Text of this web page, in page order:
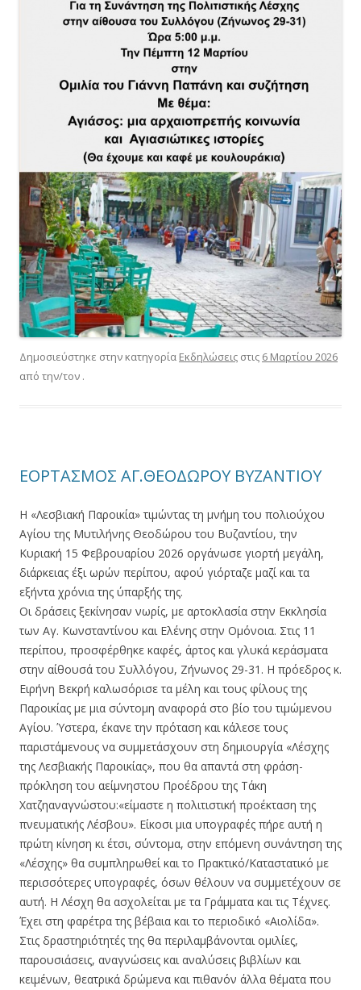
Δημοσιεύστηκε στην κατηγορία Εκδηλώσεις στις 6 Μαρτίου 2026
από την/τον .
ΕΟΡΤΑΣΜΟΣ ΑΓ.ΘΕΟΔΩΡΟΥ ΒΥΖΑΝΤΙΟΥ
Η «Λεσβιακή Παροικία» τιμώντας τη μνήμη του πολιούχου
Αγίου της Μυτιλήνης Θεοδώρου του Βυζαντίου, την
Κυριακή 15 Φεβρουαρίου 2026 οργάνωσε γιορτή μεγάλη,
διάρκειας έξι ωρών περίπου, αφού γιόρταζε μαζί και τα
εξήντα χρόνια της ύπαρξής της.
Οι δράσεις ξεκίνησαν νωρίς, με αρτοκλασία στην Εκκλησία
των Αγ. Κωνσταντίνου και Ελένης στην Ομόνοια. Στις 11
περίπου, προσφέρθηκε καφές, άρτος και γλυκά κεράσματα
στην αίθουσά του Συλλόγου, Ζήνωνος 29-31. Η πρόεδρος κ.
Ειρήνη Βεκρή καλωσόρισε τα μέλη και τους φίλους της
Παροικίας με μια σύντομη αναφορά στο βίο του τιμώμενου
Αγίου. Ύστερα, έκανε την πρόταση και κάλεσε τους
παριστάμενους να συμμετάσχουν στη δημιουργία «Λέσχης
της Λεσβιακής Παροικίας», που θα απαντά στη φράση-
πρόκληση του αείμνηστου Προέδρου της Τάκη
Χατζηαναγνώστου:«είμαστε η πολιτιστική προέκταση της
πνευματικής Λέσβου». Είκοσι μια υπογραφές πήρε αυτή η
πρώτη κίνηση κι έτσι, σύντομα, στην επόμενη συνάντηση της
«Λέσχης» θα συμπληρωθεί και το Πρακτικό/Καταστατικό με
περισσότερες υπογραφές, όσων θέλουν να συμμετέχουν σε
αυτή. Η Λέσχη θα ασχολείται με τα Γράμματα και τις Τέχνες.
Έχει στη φαρέτρα της βέβαια και το περιοδικό «Αιολίδα».
Στις δραστηριότητές της θα περιλαμβάνονται ομιλίες,
παρουσιάσεις, αναγνώσεις και αναλύσεις βιβλίων και
κειμένων, θεατρικά δρώμενα και πιθανόν άλλα θέματα που